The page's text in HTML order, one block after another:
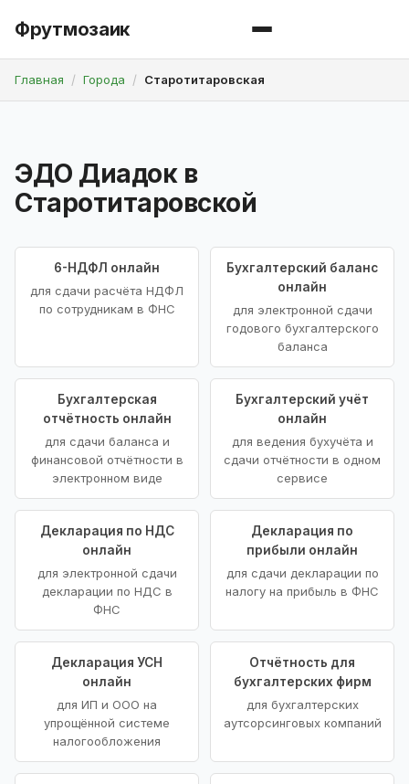
Фрутмозаик
Главная Города Старотитаровская
ЭДО Диадок в
Старотитаровской
6-НДФЛ онлайн
для сдачи расчёта НДФЛ
по сотрудникам в ФНС
Бухгалтерский баланс
онлайн
для электронной сдачи
годового бухгалтерского
баланса
Бухгалтерская
отчётность онлайн
для сдачи баланса и
финансовой отчётности в
электронном виде
Бухгалтерский учёт
онлайн
для ведения бухучёта и
сдачи отчётности в одном
сервисе
Декларация по НДС
онлайн
для электронной сдачи
декларации по НДС в
ФНС
Декларация по
прибыли онлайн
для сдачи декларации по
налогу на прибыль в ФНС
Декларация УСН
онлайн
для ИП и ООО на
упрощённой системе
налогообложения
Отчётность для
бухгалтерских фирм
для бухгалтерских
аутсорсинговых компаний